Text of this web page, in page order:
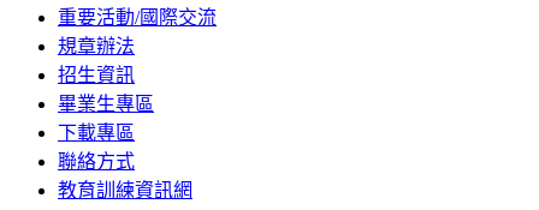
重要活動/國際交流
規章辦法
招生資訊
畢業生專區
下載專區
聯絡方式
教育訓練資訊網